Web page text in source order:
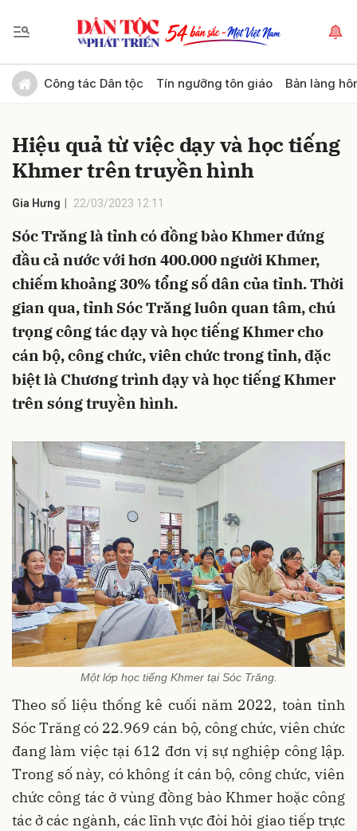
Công tác Dân tộc Tín ngưỡng tôn giáo Bản làng
Hiệu quả từ việc dạy và học tiếng
Khmer trên truyền hình
Gia Hưng 22/03/2023 12:11
Sóc Trăng là tỉnh có đồng bào Khmer đứng
đầu cả nước với hơn 400.000 người Khmer,
chiếm khoảng 30% tổng số dân của tỉnh. Thời
gian qua, tỉnh Sóc Trăng luôn quan tâm, chú
trọng công tác dạy và học tiếng Khmer cho
cán bộ, công chức, viên chức trong tỉnh, đặc
biệt là Chương trình dạy và học tiếng Khmer
trên sóng truyền hình.
Một lớp học tiếng Khmer tại Sóc Trăng.
Theo số liệu thống kê cuối năm 2022, toàn tỉnh
Sóc Trăng có 22.969 cán bộ, công chức, viên chức
đang làm việc tại 612 đơn vị sự nghiệp công lập.
Trong số này, có không ít cán bộ, công chức, viên
chức công tác ở vùng đồng bào Khmer hoặc công
tác ở các ngành, các lĩnh vực đòi hỏi giao tiếp trực
Gửi bình luận
Hủy Gửi